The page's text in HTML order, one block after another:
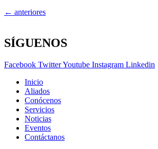
← anteriores
SÍGUENOS
Facebook TwitterYoutube Instagram Linkedin
Inicio
Aliados
Conócenos
Servicios
Noticias
Eventos
Contáctanos